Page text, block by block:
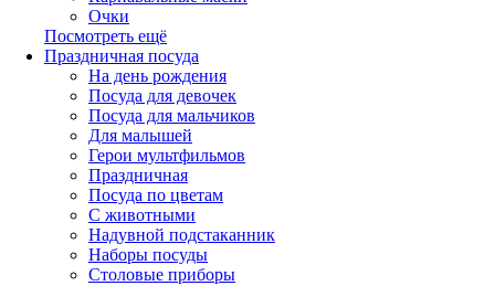
Очки
Посмотреть ещё
Праздничная посуда
На день рождения
Посуда для девочек
Посуда для мальчиков
Для малышей
Герои мультфильмов
Праздничная
Посуда по цветам
С животными
Надувной подстаканник
Наборы посуды
Столовые приборы